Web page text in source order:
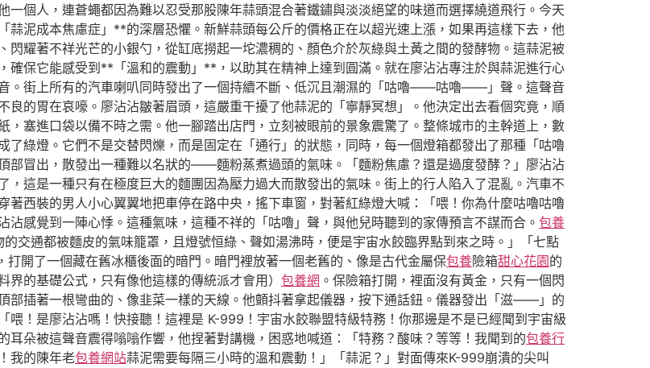
一個人，連蒼蠅都因為難以忍受那股陳年蒜頭混合著鐵鏽與淡淡絕望的味道而選擇繞道飛行。今天
泥成本焦慮症」**的深層恐懼。新鮮蒜頭每公斤的價格正在以超光速上漲，如果再這樣下去，他
耀著不祥光芒的小銀勺，從缸底撈起一坨濃稠的、顏色介於灰綠與土黃之間的發酵物。這蒜泥被
確保它能感受到**「溫和的震動」**，以助其在精神上達到圓滿。就在廖沾沾專注於與蒜泥進行心
。街上所有的汽車喇叭同時發出了一個持續不斷、低沉且潮濕的「咕嚕——咕嚕——」聲。這聲音
的胃在哀嚎。廖沾沾皺著眉頭，這嚴重干擾了他蒜泥的「寧靜冥想」。他決定出去看個究竟，順
塞進口袋以備不時之需。他一腳踏出店門，立刻被眼前的景象震驚了。整條城市的主幹道上，數
綠燈。它們不是交替閃爍，而是固定在「通行」的狀態，同時，每一個燈箱都發出了那種「咕嚕
部冒出，散發出一種難以名狀的——麵粉蒸煮過頭的氣味。「麵粉焦慮？還是過度發酵？」廖沾沾
這是一種只有在極度巨大的麵團因為壓力過大而散發出的氣味。街上的行人陷入了混亂。汽車不
西裝的男人小心翼翼地把車停在路中央，搖下車窗，對著紅綠燈大喊：「喂！你為什麼咕嚕咕嚕
沾感覺到一陣心悸。這種氣味，這種不祥的「咕嚕」聲，與他兒時聽到的家傳預言不謀而合。 包養
交通都被麵皮的氣味籠罩，且燈號恒綠、聲如湯沸時，便是宇宙水餃臨界點到來之時。」「七點
開了一個藏在舊冰櫃後面的暗門。暗門裡放著一個老舊的、像是古代金屬保包養險箱甜心花園的
的基礎公式，只有像他這樣的傳統派才會用） 包養網 。保險箱打開，裡面沒有黃金，只有一個閃
部插著一根彎曲的、像韭菜一樣的天線。他顫抖著拿起儀器，按下通話鈕。儀器發出「滋——」的
喂！是廖沾沾嗎！快接聽！這裡是 K-999！宇宙水餃聯盟特級特務！你那邊是不是已經聞到宇宙級
朵被這聲音震得嗡嗡作響，他捏著對講機，困惑地喊道：「特務？酸味？等等！我聞到的包養行
我的陳年老包養網站蒜泥需要每隔三小時的溫和震動！」「蒜泥？」對面傳來K-999崩潰的尖叫